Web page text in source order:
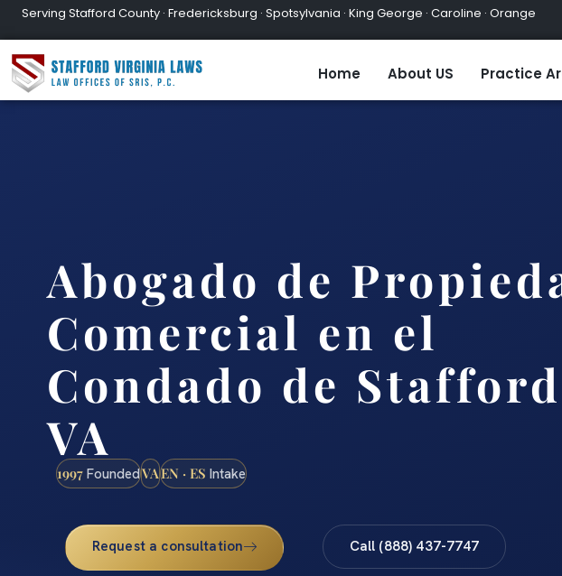
Serving Stafford County · Fredericksburg · Spotsylvania · King George · Caroline · Orange
Home About US Practice
Abogado de
Comercial en el
Condado de
VA
1997 FoundedVAEN · ES Intake
Request a consultation Call (888) 437-7747